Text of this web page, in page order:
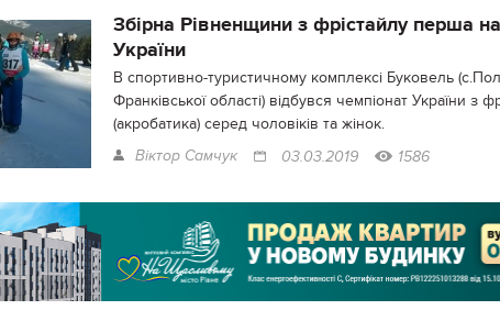
Збірна Рівненщини з фрістайлу перша
України
В спортивно-туристичному комплексі Буковель
Франківської області) відбувся чемпіонат України з
(акробатика) серед чоловіків та жінок.
Віктор Самчук 03.03.2019 1586